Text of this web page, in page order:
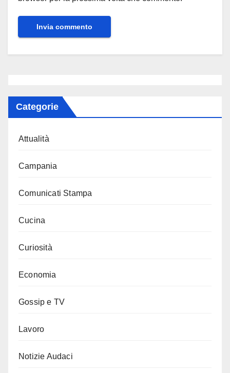
Categorie
Attualità
Campania
Comunicati Stampa
Cucina
Curiosità
Economia
Gossip e TV
Lavoro
Notizie Audaci